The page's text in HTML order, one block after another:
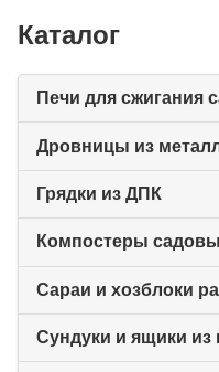
Каталог
Печи для сжигания
Дровницы из
Грядки из ДПК
Компостеры
Сараи и хозблоки
Сундуки и ящики из